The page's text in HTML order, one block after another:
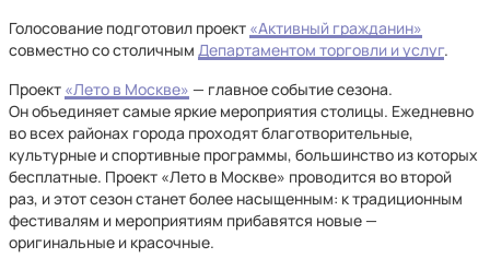
Голосование подготовил проект «Активный гражданин»
совместно со столичным Департаментом торговли и услуг.
Проект «Лето в Москве» — главное событие сезона.
Он объединяет самые яркие мероприятия столицы. Ежедневно
во всех районах города проходят благотворительные,
культурные и спортивные программы, большинство из которых
бесплатные. Проект «Лето в Москве» проводится во второй
раз, и этот сезон станет более насыщенным: к традиционным
фестивалям и мероприятиям прибавятся новые —
оригинальные и красочные.